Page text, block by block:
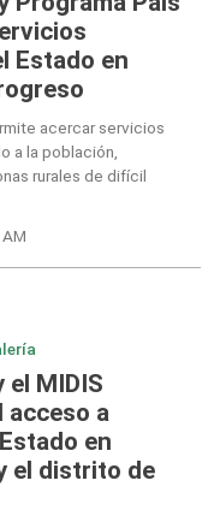
Estado en
acercar servicios
a la población,
rurales de difícil
el MIDIS
acceso a
en
el distrito de